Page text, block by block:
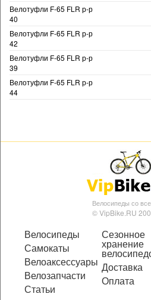
Велотуфли F-65 FLR р-р
40
Велотуфли F-65 FLR р-р
42
Велотуфли F-65 FLR р-р
39
Велотуфли F-65 FLR р-р
44
Велосипеды со
© VipBike.RU
Велосипеды
Самокаты
Велоаксессуары
Велозапчасти
Статьи
Сезонное
хранение
Доставка
Оплата